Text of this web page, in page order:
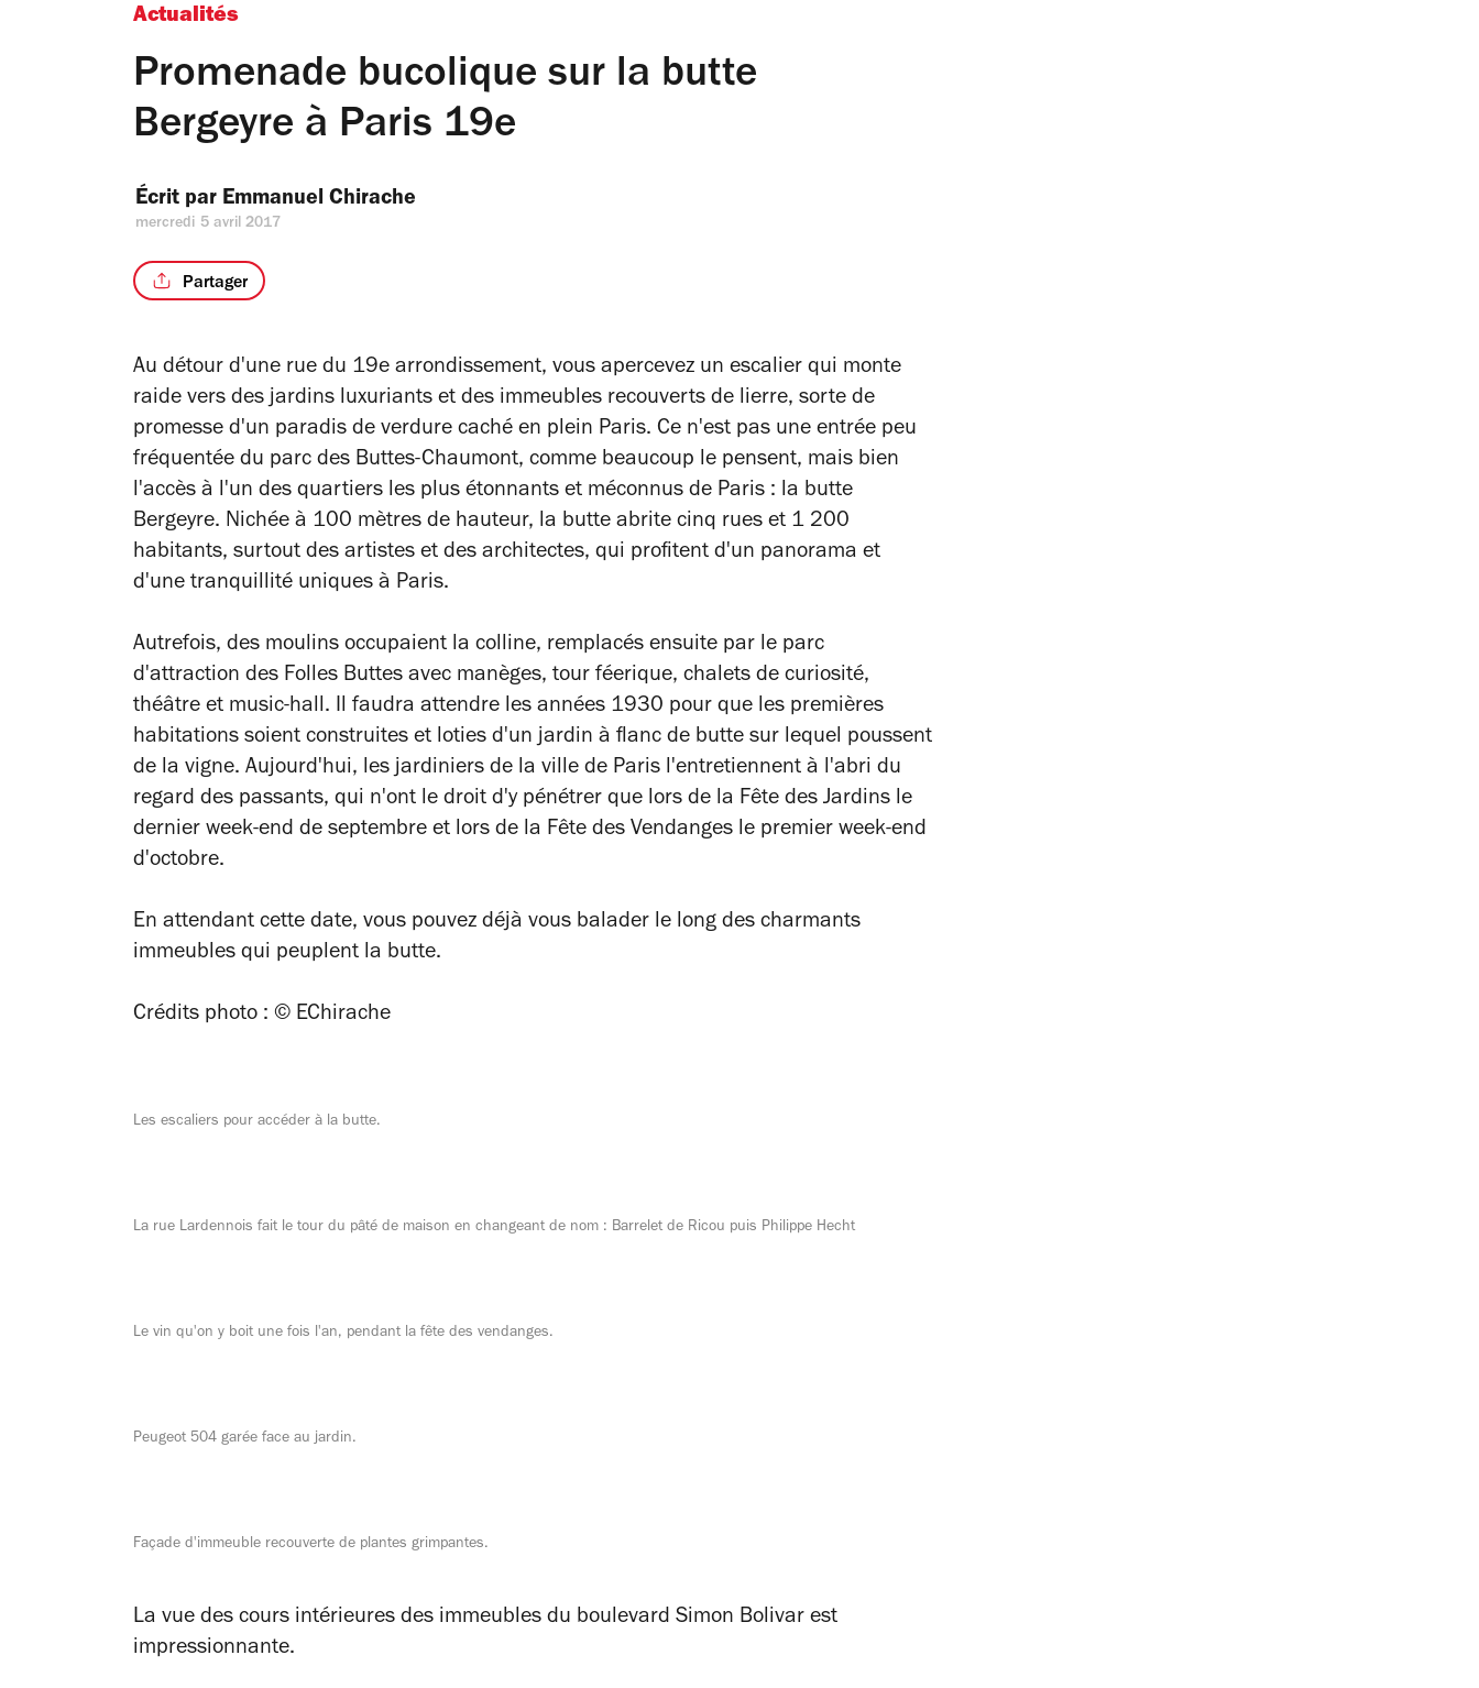
Actualités
Promenade bucolique sur la butte
Bergeyre à Paris 19e
Écrit par Emmanuel Chirache
mercredi 5 avril 2017
Partager
Au détour d'une rue du 19e arrondissement, vous apercevez un escalier qui monte
raide vers des jardins luxuriants et des immeubles recouverts de lierre, sorte de
promesse d'un paradis de verdure caché en plein Paris. Ce n'est pas une entrée peu
fréquentée du parc des Buttes-Chaumont, comme beaucoup le pensent, mais bien
l'accès à l'un des quartiers les plus étonnants et méconnus de Paris : la butte
Bergeyre. Nichée à 100 mètres de hauteur, la butte abrite cinq rues et 1 200
habitants, surtout des artistes et des architectes, qui profitent d'un panorama et
d'une tranquillité uniques à Paris.
Autrefois, des moulins occupaient la colline, remplacés ensuite par le parc
d'attraction des Folles Buttes avec manèges, tour féerique, chalets de curiosité,
théâtre et music-hall. Il faudra attendre les années 1930 pour que les premières
habitations soient construites et loties d'un jardin à flanc de butte sur lequel poussent
de la vigne. Aujourd'hui, les jardiniers de la ville de Paris l'entretiennent à l'abri du
regard des passants, qui n'ont le droit d'y pénétrer que lors de la Fête des Jardins le
dernier week-end de septembre et lors de la Fête des Vendanges le premier week-end
d'octobre.
En attendant cette date, vous pouvez déjà vous balader le long des charmants
immeubles qui peuplent la butte.
Crédits photo : © EChirache
Les escaliers pour accéder à la butte.
La rue Lardennois fait le tour du pâté de maison en changeant de nom : Barrelet de Ricou puis Philippe Hecht
Le vin qu'on y boit une fois l'an, pendant la fête des vendanges.
Peugeot 504 garée face au jardin.
Façade d'immeuble recouverte de plantes grimpantes.
La vue des cours intérieures des immeubles du boulevard Simon Bolivar est
impressionnante.